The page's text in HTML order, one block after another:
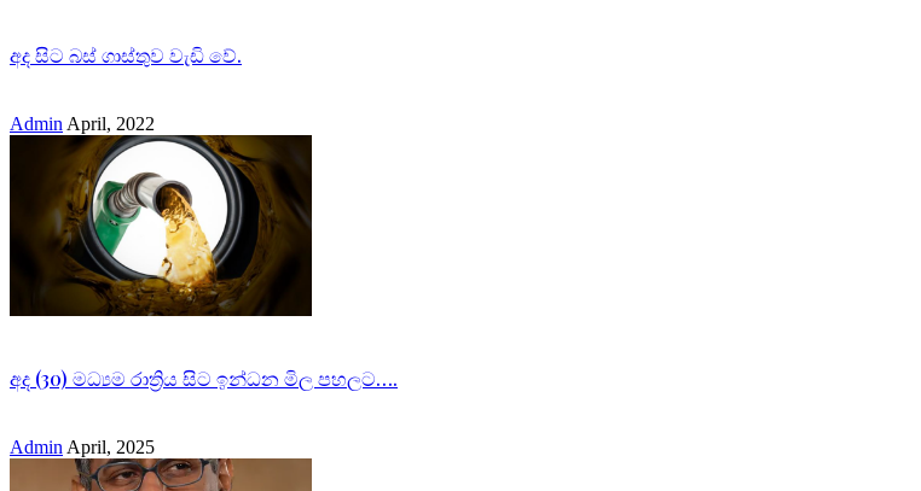
අද සිට බස් ගාස්තුව වැඩි වේ.
Admin April, 2022
අද (30) මධ්‍යම රාත්‍රිය සිට ඉන්ධන මිල පහලට….
Admin April, 2025